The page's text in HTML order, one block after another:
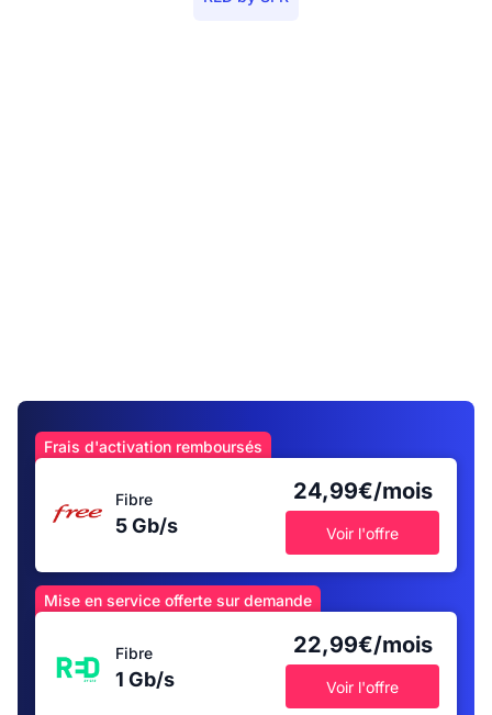
Frais d'activation remboursés
Fibre
5 Gb/s
24,99€/mois
Voir l'offre
Mise en service offerte sur demande
Fibre
1 Gb/s
22,99€/mois
Voir l'offre